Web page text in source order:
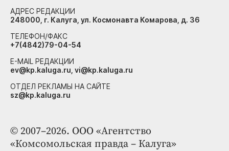
© 2007–2026. ООО «Агентство
«Комсомольская правда – Калуга»
АДРЕС РЕДАКЦИИ
248000, г. Калуга, ул. Космонавта Комарова, д. 36
ТЕЛЕФОН/ФАКС
+7(4842)79-04-54
E-MAIL РЕДАКЦИИ
ev@kp.kaluga.ru, vi@kp.kaluga.ru
ОТДЕЛ РЕКЛАМЫ НА САЙТЕ
sz@kp.kaluga.ru